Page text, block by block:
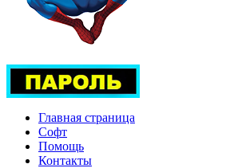
Главная страница
Софт
Помощь
Контакты